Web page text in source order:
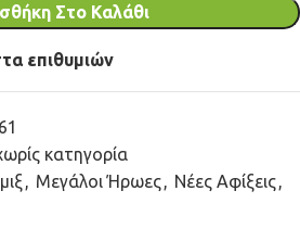
Στο Καλάθι
επιθυμιών
κατηγορία
, Μεγάλοι Ήρωες, Νέες Αφίξεις,